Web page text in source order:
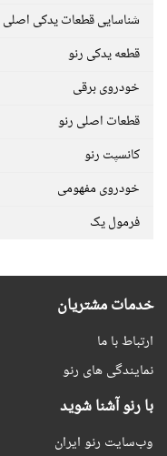
شناسایی قطعات یدکی اصلی
قطعه یدکی رنو
خودروی برقی
قطعات اصلی رنو
کانسپت رنو
خودروی مفهومی
فرمول یک
خدمات مشتریان
ارتباط با ما
نمایندگی های رنو
با رنو آشنا شوید
وب‌سایت رنو ایران